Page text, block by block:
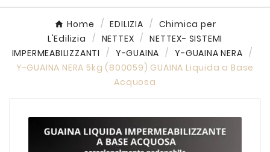
Home EDILIZIA
Chimica per
L'Edilizia
NETTEX
NETTEX- SISTEMI
IMPERMEABILIZZANTI
Y-GUAINA
Y-GUAINA NERA
Y-GUAINA NERA 5kg (800059) GUAINA Liquida a Base
Acquosa